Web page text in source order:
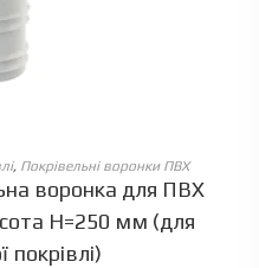
ОПЦІЇ
, Покрівельні воронки ПВХ
воронка для ПВХ
Н=250 мм (для